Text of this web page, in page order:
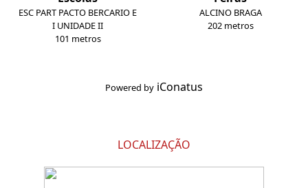
ESC PART PACTO BERCARIO E
I UNIDADE II
101 metros
ALCINO BRAGA
202 metros
Powered by iConatus
LOCALIZAÇÃO